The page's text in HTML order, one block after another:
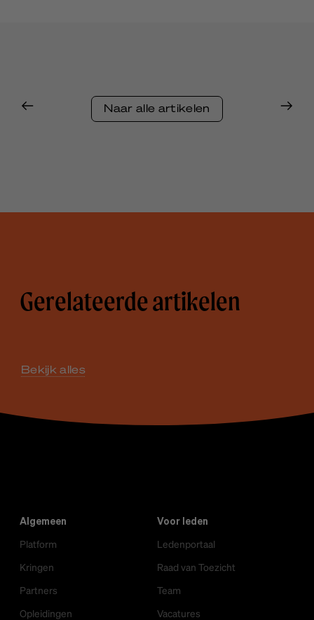
Naar alle artikelen
Gerelateerde artikelen
Bekijk alles
Algemeen
Platform
Kringen
Partners
Opleidingen
Voor leden
Ledenportaal
Raad van Toezicht
Team
Vacatures